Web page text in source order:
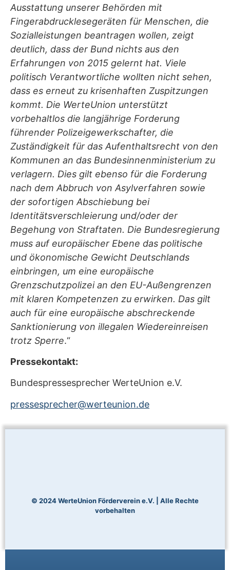
Ausstattung unserer Behörden mit
Fingerabdrucklesegeräten für Menschen, die
Sozialleistungen beantragen wollen, zeigt
deutlich, dass der Bund nichts aus den
Erfahrungen von 2015 gelernt hat. Viele
politisch Verantwortliche wollten nicht sehen,
dass es erneut zu krisenhaften Zuspitzungen
kommt. Die WerteUnion unterstützt
vorbehaltlos die langjährige Forderung
führender Polizeigewerkschafter, die
Zuständigkeit für das Aufenthaltsrecht von den
Kommunen an das Bundesinnenministerium zu
verlagern. Dies gilt ebenso für die Forderung
nach dem Abbruch von Asylverfahren sowie
der sofortigen Abschiebung bei
Identitätsverschleierung und/oder der
Begehung von Straftaten. Die Bundesregierung
muss auf europäischer Ebene das politische
und ökonomische Gewicht Deutschlands
einbringen, um eine europäische
Grenzschutzpolizei an den EU-Außengrenzen
mit klaren Kompetenzen zu erwirken. Das gilt
auch für eine europäische abschreckende
Sanktionierung von illegalen Wiedereinreisen
trotz Sperre.“
Pressekontakt:
Bundespressesprecher WerteUnion e.V.
pressesprecher@werteunion.de
© 2024 WerteUnion Förderverein e.V. | Alle Rechte
vorbehalten